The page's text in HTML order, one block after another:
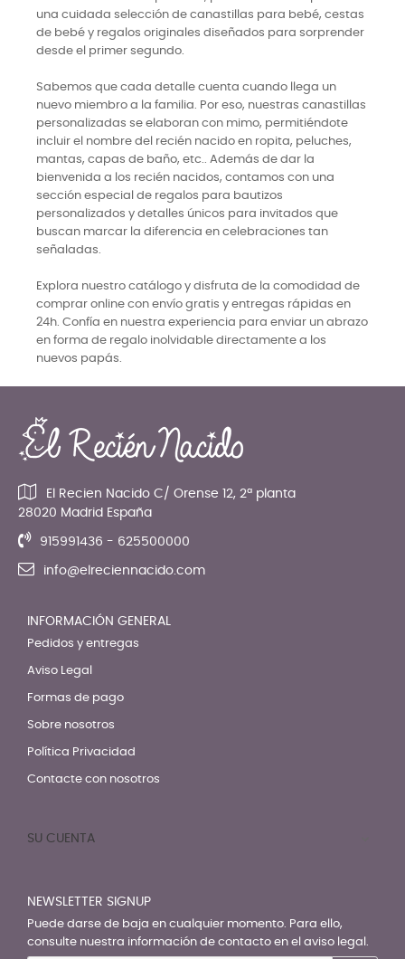
una cuidada selección de canastillas para bebé, cestas
de bebé y regalos originales diseñados para sorprender
desde el primer segundo.
Sabemos que cada detalle cuenta cuando llega un
nuevo miembro a la familia. Por eso, nuestras canastillas
personalizadas se elaboran con mimo, permitiéndote
incluir el nombre del recién nacido en ropita, peluches,
mantas, capas de baño, etc.. Además de dar la
bienvenida a los recién nacidos, contamos con una
sección especial de regalos para bautizos
personalizados y detalles únicos para invitados que
buscan marcar la diferencia en celebraciones tan
señaladas.
Explora nuestro catálogo y disfruta de la comodidad de
comprar online con envío gratis y entregas rápidas en
24h. Confía en nuestra experiencia para enviar un abrazo
en forma de regalo inolvidable directamente a los
nuevos papás.
El Recien Nacido C/ Orense 12, 2ª planta
28020 Madrid España
915991436 - 625500000
info@elreciennacido.com
INFORMACIÓN GENERAL
Pedidos y entregas
Aviso Legal
Formas de pago
Sobre nosotros
Política Privacidad
Contacte con nosotros
SU CUENTA
NEWSLETTER SIGNUP
Puede darse de baja en cualquier momento. Para ello,
consulte nuestra información de contacto en el aviso legal.